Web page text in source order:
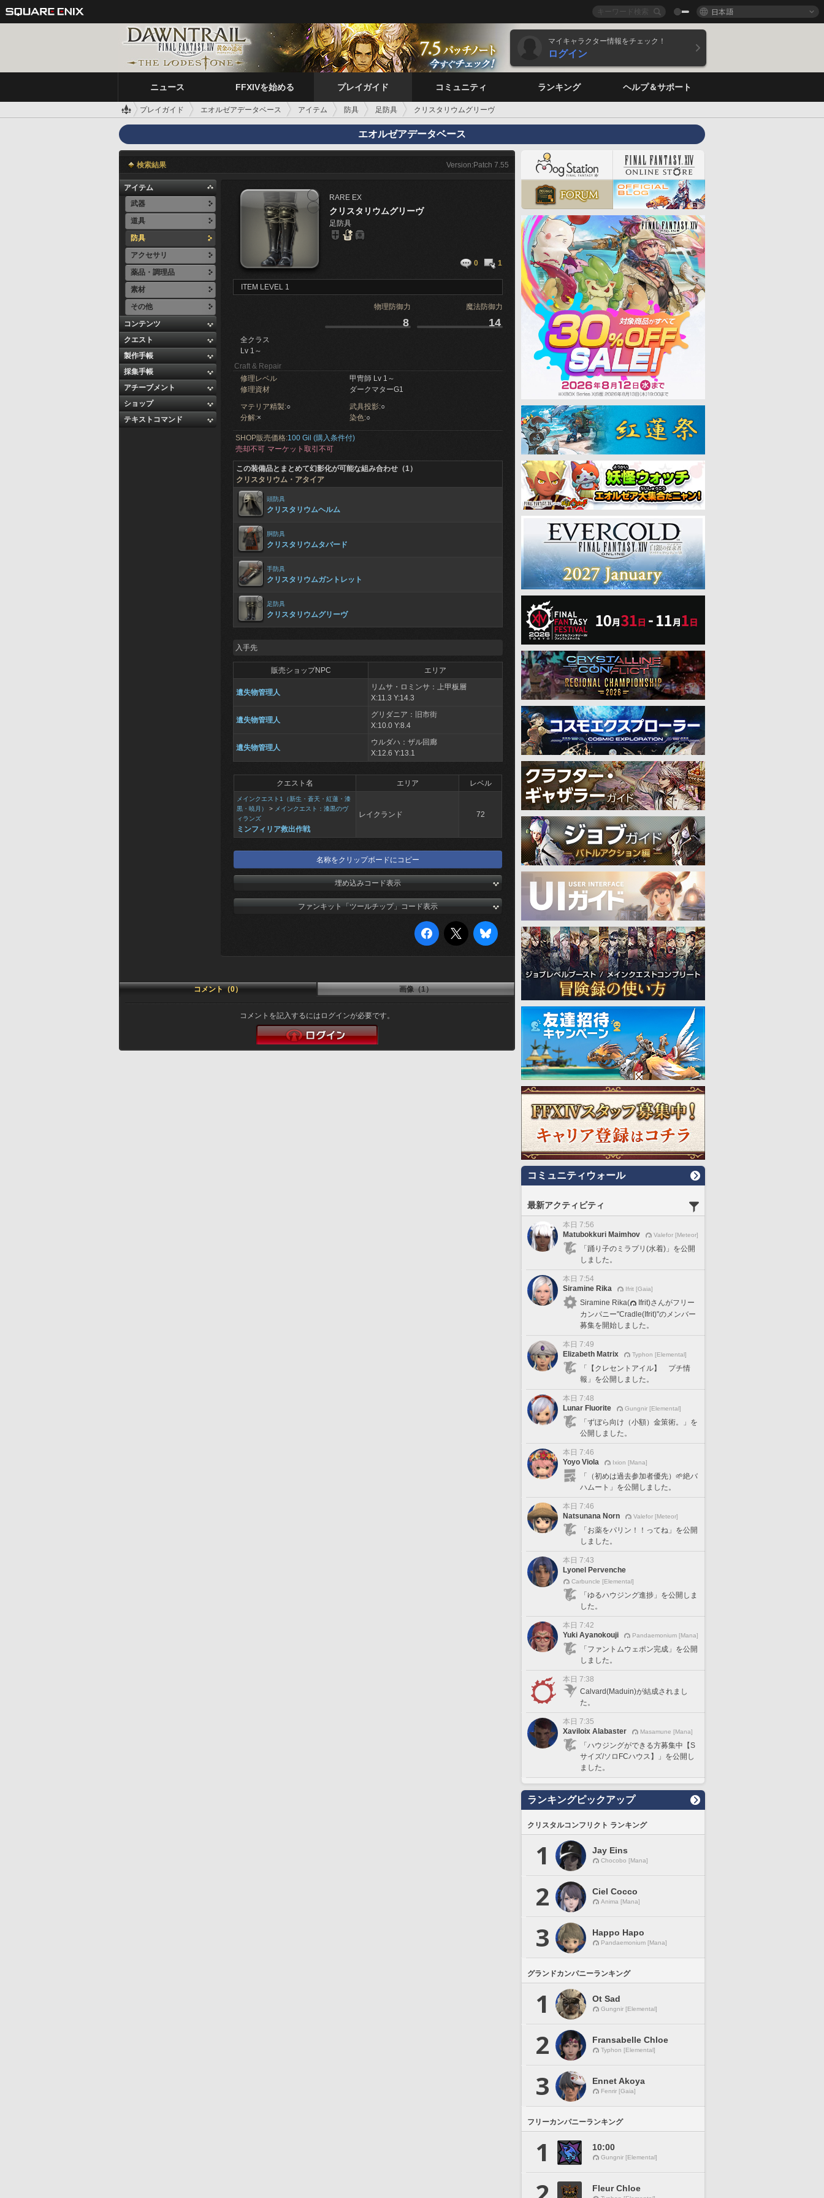
日本語
マイキャラクター情報をチェック！
ログイン
ニュース FFXIVを始める プレイガイド コミュニティ ランキング ヘルプ＆サポート
プレイガイド エオルゼアデータベース アイテム 防具 足防具 クリスタリウムグリーヴ
エオルゼアデータベース
検索結果 Version:Patch 7.55
アイテム
武器
道具
防具
アクセサリ
薬品・調理品
素材
その他
コンテンツ
クエスト
製作手帳
採集手帳
アチーブメント
ショップ
テキストコマンド
RARE EX
クリスタリウムグリーヴ
足防具
0 1
ITEM LEVEL 1
物理防御力 魔法防御力
8 14
全クラス
Lv 1～
Craft & Repair
修理レベル
甲冑師 Lv 1～
修理資材
ダークマターG1
マテリア精製:○ 武具投影:○
分解:× 染色:○
SHOP販売価格:100 Gil (購入条件付)
売却不可 マーケット取引不可
この装備品とまとめて幻影化が可能な組み合わせ（1）
クリスタリウム・アタイア
頭防具
クリスタリウムヘルム
胴防具
クリスタリウムタバード
手防具
クリスタリウムガントレット
足防具
クリスタリウムグリーヴ
入手先
販売ショップNPC エリア
遺失物管理人
リムサ・ロミンサ：上甲板層
X:11.3 Y:14.3
遺失物管理人
グリダニア：旧市街
X:10.0 Y:8.4
遺失物管理人
ウルダハ：ザル回廊
X:12.6 Y:13.1
クエスト名 エリア レベル
メインクエスト1（新生・蒼天・紅蓮・漆
黒・暁月）
> メインクエスト：漆黒のヴ
ィランズ
ミンフィリア救出作戦
レイクランド 72
名称をクリップボードにコピー
埋め込みコード表示
ファンキット「ツールチップ」コード表示
コメント（0） 画像（1）
コメントを記入するにはログインが必要です。
コミュニティウォール
最新アクティビティ
本日 7:56
Matubokkuri Maimhov
Valefor [Meteor]
「踊り子のミラプリ(水着)」を公開
しました。
本日 7:54
Siramine Rika
Ifrit [Gaia]
Siramine Rika(
Ifrit)さんがフリー
カンパニー"Cradle(Ifrit)"のメンバー
募集を開始しました。
本日 7:49
Elizabeth Matrix
Typhon [Elemental]
「【クレセントアイル】 プチ情
報」を公開しました。
本日 7:48
Lunar Fluorite
Gungnir [Elemental]
「ずぼら向け（小額）金策術。」を
公開しました。
本日 7:46
Yoyo Viola
Ixion [Mana]
「（初めは過去参加者優先）🌱絶バ
ハムート」を公開しました。
本日 7:46
Natsunana Norn
Valefor [Meteor]
「お薬をパリン！！ってね」を公開
しました。
本日 7:43
Lyonel Pervenche
Carbuncle [Elemental]
「ゆるハウジング進捗」を公開しま
した。
本日 7:42
Yuki Ayanokouji
Pandaemonium [Mana]
「ファントムウェポン完成」を公開
しました。
本日 7:38
Calvard(Maduin)が結成されまし
た。
本日 7:35
Xaviloix Alabaster
Masamune [Mana]
「ハウジングができる方募集中【S
サイズ/ソロFCハウス】」を公開し
ました。
ランキングピックアップ
クリスタルコンフリクト ランキング
1 Jay Eins
Chocobo [Mana]
2 Ciel Cocco
Anima [Mana]
3 Happo Hapo
Pandaemonium [Mana]
グランドカンパニーランキング
1 Ot Sad
Gungnir [Elemental]
2 Fransabelle Chloe
Typhon [Elemental]
3 Ennet Akoya
Fenrir [Gaia]
フリーカンパニーランキング
1 10:00
Gungnir [Elemental]
Fleur Chloe